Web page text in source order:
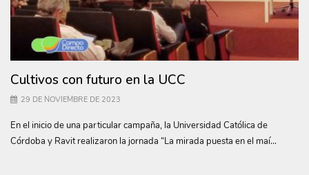
Cultivos con futuro en la UCC
29 DE NOVIEMBRE DE 2023
En el inicio de una particular campaña, la Universidad Católica de
Córdoba y Ravit realizaron la jornada “La mirada puesta en el maí...